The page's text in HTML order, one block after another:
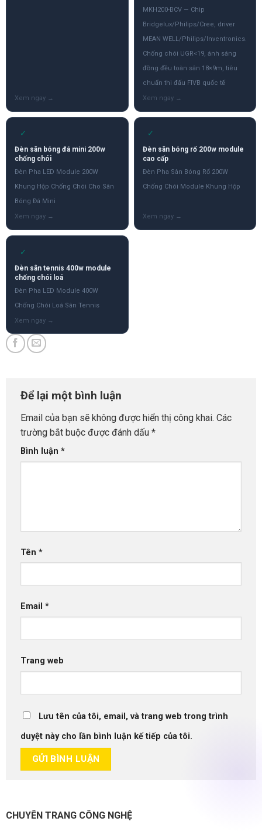
MKH200-BCV — Chip
Bridgelux/Philips/Cree, driver
MEAN WELL/Philips/Inventronics.
Chống chói UGR<19, ánh sáng
đồng đều toàn sân 18×9m, tiêu
chuẩn thi đấu FIVB quốc tế
✓
Đèn sân bóng đá mini 200w
chống chói
Đèn Pha LED Module 200W
Khung Hộp Chống Chói Cho Sân
Bóng Đá Mini
✓
Đèn sân bóng rổ 200w module
cao cấp
Đèn Pha Sân Bóng Rổ 200W
Chống Chói Module Khung Hộp
✓
Đèn sân tennis 400w module
chống chói loá
Đèn Pha LED Module 400W
Chống Chói Loá Sân Tennis
Để lại một bình luận
Email của bạn sẽ không được hiển thị công khai. Các
trường bắt buộc được đánh dấu *
Bình luận *
Tên *
Email *
Trang web
Lưu tên của tôi, email, và trang web trong trình
duyệt này cho lần bình luận kế tiếp của tôi.
CHUYÊN TRANG CÔNG NGHỆ